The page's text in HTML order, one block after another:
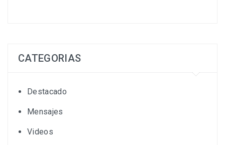
CATEGORIAS
Destacado
Mensajes
Videos